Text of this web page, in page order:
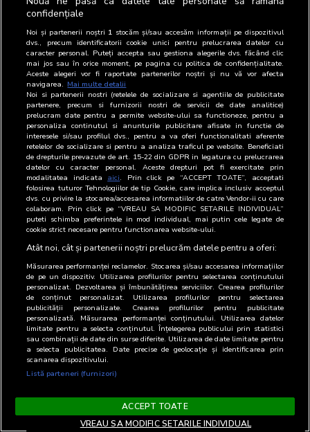
Doamna Alina a intrat deja in posesia premiului: un
Laptop ASUS M515DA cu procesor AMD Ryzen
33250U, 15.6", Full HD, 8GB, 256GB SSD, AMD Radeon
Graphics, No OS, Slate grey.
Cand a intrat in posesia premiului, dna Alina ne-a
declarat: “Inca nu imi vine sa cred! In momentul cand am
fost anuntata despre premiu am crezut ca este o farsa si
ca cineva incearca sa obtina ceva de la mine. Ulterior,
dupa ce mi-am amintit despre chestionar, m-am linistit.
Ma bucur foarte mult ca am castigat, nu sunt neaparat
una dintre putinele intamplari placute din ultima vreme
pentru mine. Multumesc tuturor organizatorilor!“.
10. Dna Dobre Maria din localitatea Bucuresti.
Doamna Maria a intrat deja in posesia premiului: un
Televizor LG LED 32LQ63006LA, 80 cm, Smart, Full HD.
Cand a intrat in posesia premiului, dna Maria ne-a
declarat: “Nici nu stiti cat de mult imi doream un
televizor mai performant! Pentru mine nu este un obiect
asa la indeamana, sa mi-l pot cumpara oricand. Nu am
confidențiale
Noi și partenerii noștri 1 stocăm și/sau accesăm informații pe dispozitivul
dvs., precum identificatorii cookie unici pentru prelucrarea datelor cu
caracter personal. Puteți accepta sau gestiona alegerile dvs. făcând clic
mai jos sau în orice moment, pe pagina cu politica de confidențialitate.
Aceste alegeri vor fi raportate partenerilor noștri și nu vă vor afecta
navigarea. Mai multe detalii
Noi si partenerii nostri (retelele de socializare si agentiile de publicitate
partenere, precum si furnizorii nostri de servicii de date analitice)
prelucram date pentru a permite website-ului sa functioneze, pentru a
personaliza continutul si anunturile publicitare afisate in functie de
interesele si/sau profilul dvs., pentru a va oferi functionalitati aferente
retelelor de socializare si pentru a analiza traficul pe website. Beneficiati
de drepturile prevazute de art. 15-22 din GDPR in legatura cu prelucrarea
datelor cu caracter personal. Aceste drepturi pot fi exercitate prin
modalitatea indicata aici. Prin click pe “ACCEPT TOATE”, acceptati
folosirea tuturor Tehnologiilor de tip Cookie, care implica inclusiv acceptul
dvs. cu privire la stocarea/accesarea informatiilor de catre Vendor-ii cu care
colaboram. Prin click pe “VREAU SA MODIFIC SETARILE INDIVIDUAL”
puteti schimba preferintele in mod individual, mai putin cele legate de
cookie strict necesare pentru functionarea website-ului.
Atât noi, cât și partenerii noștri prelucrăm datele pentru a oferi:
Măsurarea performanței reclamelor. Stocarea și/sau accesarea informațiilor
de pe un dispozitiv. Utilizarea profilurilor pentru selectarea conținutului
personalizat. Dezvoltarea și îmbunătățirea serviciilor. Crearea profilurilor
de conținut personalizat. Utilizarea profilurilor pentru selectarea
publicității personalizate. Crearea profilurilor pentru publicitate
personalizată. Măsurarea performanței conținutului. Utilizarea datelor
limitate pentru a selecta conținutul. Înțelegerea publicului prin statistici
sau combinații de date din surse diferite. Utilizarea de date limitate pentru
a selecta publicitatea. Date precise de geolocație și identificarea prin
scanarea dispozitivului.
Listă parteneri (furnizori)
ACCEPT TOATE
VREAU SA MODIFIC SETARILE INDIVIDUAL